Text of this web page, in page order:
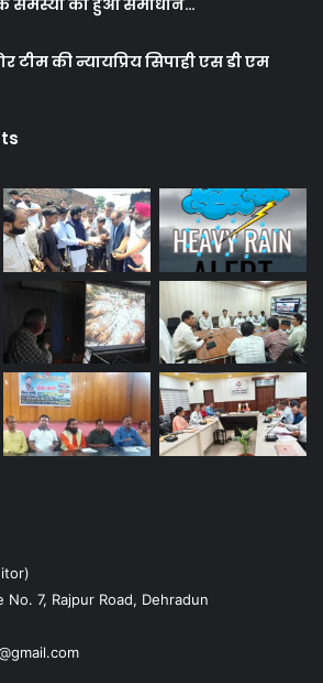
समस्या का हुआ समाधान…
टीम की न्यायप्रिय सिपाही एस डी एम
No. 7, Rajpur Road, Dehradun